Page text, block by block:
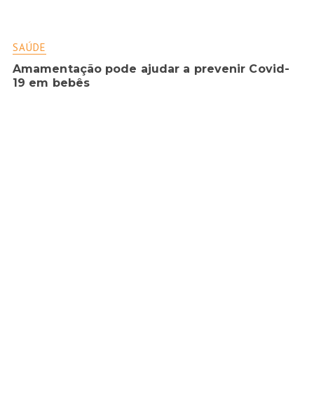
SAÚDE
Amamentação pode ajudar a prevenir Covid-
19 em bebês